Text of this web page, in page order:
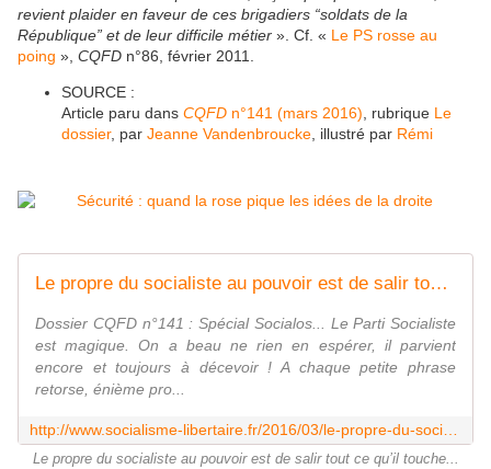
revient plaider en faveur de ces brigadiers “soldats de la
République” et de leur difficile métier ». Cf. « Le PS rosse au
poing », CQFD n°86, février 2011.
SOURCE :
Article paru dans CQFD n°141 (mars 2016) , rubrique Le
dossier, par Jeanne Vandenbroucke , illustré par Rémi
Le propre du socialiste au pouvoir est de salir tout ce qu'il touche - Socialisme libertaire
Dossier CQFD n°141 : Spécial Socialos... Le Parti Socialiste
est magique. On a beau ne rien en espérer, il parvient
encore et toujours à décevoir ! A chaque petite phrase
retorse, énième pro...
Le propre du socialiste au pouvoir est de salir tout ce qu’il touche...